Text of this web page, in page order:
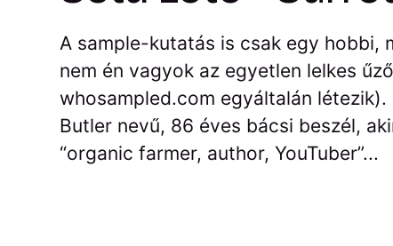
A sample-kutatás is csak egy hobbi,
nem én vagyok az egyetlen lelkes
whosampled.com egyáltalán
Butler nevű, 86 éves bácsi beszél,
“organic farmer, author, YouTuber”...